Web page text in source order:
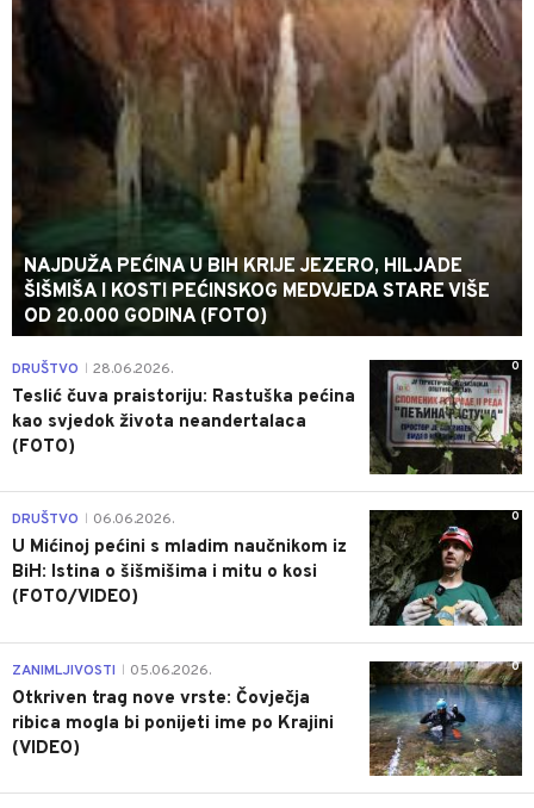
NAJDUŽA PEĆINA U BIH KRIJE JEZERO, HILJADE
ŠIŠMIŠA I KOSTI PEĆINSKOG MEDVJEDA STARE VIŠE
OD 20.000 GODINA (FOTO)
0
DRUŠTVO 28.06.2026.
Teslić čuva praistoriju: Rastuška pećina
kao svjedok života neandertalaca
(FOTO)
0
DRUŠTVO 06.06.2026.
U Mićinoj pećini s mladim naučnikom iz
BiH: Istina o šišmišima i mitu o kosi
(FOTO/VIDEO)
0
ZANIMLJIVOSTI 05.06.2026.
Otkriven trag nove vrste: Čovječja
ribica mogla bi ponijeti ime po Krajini
(VIDEO)